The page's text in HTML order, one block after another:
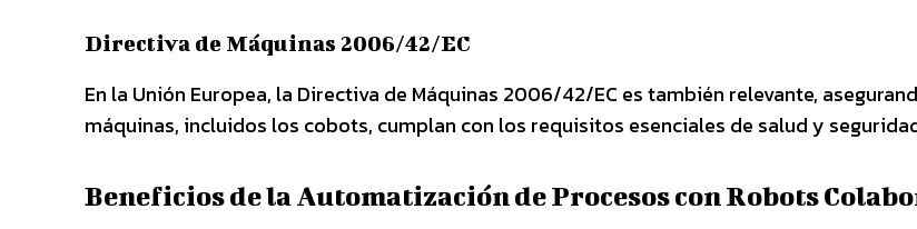
Directiva de Máquinas 2006/42/EC
En la Unión Europea, la Directiva de Máquinas 2006/42/EC es también relevante,
máquinas, incluidos los cobots, cumplan con los requisitos esenciales de salud y
Beneficios de la Automatización de Procesos con Robots